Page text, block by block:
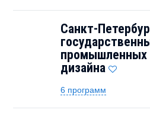
Санкт-
промышленных
дизайна
6 программ